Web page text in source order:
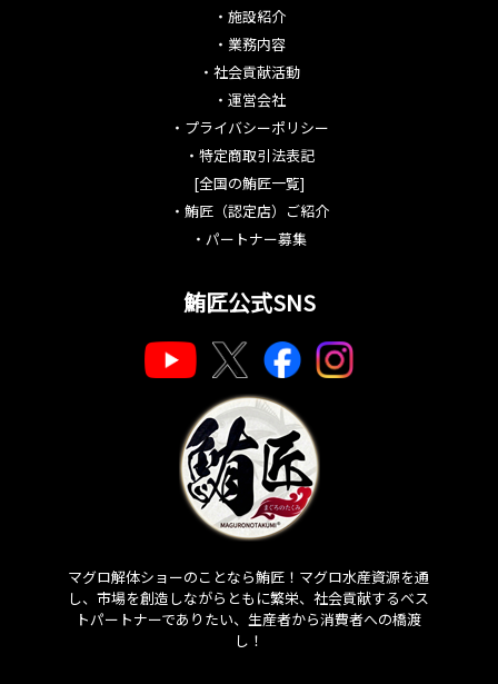
・ 施設紹介
・ 業務内容
・ 社会貢献活動
・ 運営会社
・ プライバシーポリシー
・ 特定商取引法表記
[全国の鮪匠一覧]
・ 鮪匠（認定店）ご紹介
・ パートナー募集
鮪匠公式SNS
マグロ解体ショーのことなら鮪匠！マグロ水産資源を通
し、市場を創造しながらともに繁栄、社会貢献するベス
トパートナーでありたい、生産者から消費者への橋渡
し！